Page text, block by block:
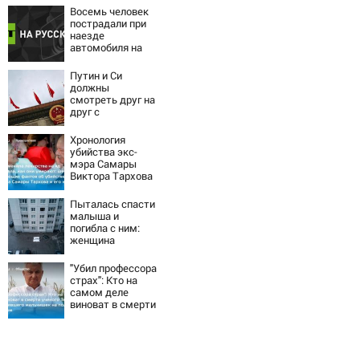
Восемь человек
пострадали при
наезде
автомобиля на
Омске
Путин и Си
должны
смотреть друг на
друг с
Зеленский
поставил задачу
своим
дипломатам
Хронология
убийства экс-
мэра Самары
Виктора Тархова
шокирующих
фактов, новые
подробности
Пыталась спасти
малыша и
погибла с ним:
женщина
насмерть на
глазах у детей
06/08/2026 –
Новости
"Убил профессора
страх": Кто на
самом деле
виноват в смерти